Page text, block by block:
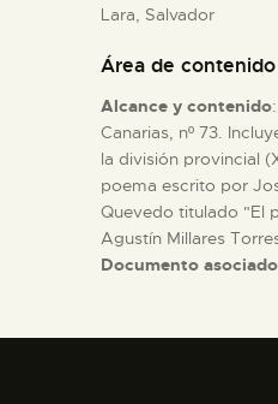
Lara, Salvador
Área de
Alcance y contenido
Canarias, nº 73.
la división provincial
poema escrito por
Quevedo titulado "El
Agustín Millares
Documento asociado